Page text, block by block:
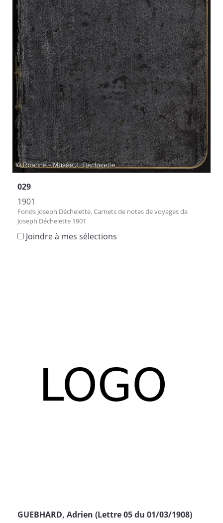
029
1901
Fonds Joseph Déchelette. Carnets de notes de voyages de
Joseph Déchelette 1901
Joindre à mes sélections
GUEBHARD, Adrien (Lettre 05 du 01/03/1908)